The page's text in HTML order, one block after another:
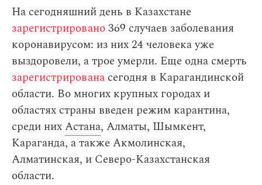
На сегодняшний день в Казахстане
зарегистрировано369 случаев заболевания
коронавирусом: из них 24 человека уже
выздоровели, а трое умерли. Еще одна смерть
зарегистрирована сегодня в Карагандинской
области. Во многих крупных городах и
областях страны введен режим карантина,
среди нихАстана, Алматы, Шымкент,
Караганда, а также Акмолинская,
Алматинская, и Северо-Казахстанская
области.